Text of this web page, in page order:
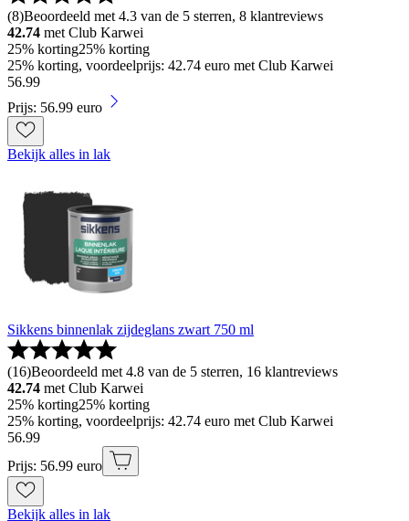
(8)Beoordeeld met 4.3 van de 5 sterren, 8 klantreviews
42.74 met Club Karwei
25% korting25% korting
25% korting, voordeelprijs: 42.74 euro met Club Karwei
56.99
Prijs: 56.99 euro
Bekijk alles in lak
Sikkens binnenlak zijdeglans zwart 750 ml
(16)Beoordeeld met 4.8 van de 5 sterren, 16 klantreviews
42.74 met Club Karwei
25% korting25% korting
25% korting, voordeelprijs: 42.74 euro met Club Karwei
56.99
Prijs: 56.99 euro
Bekijk alles in lak